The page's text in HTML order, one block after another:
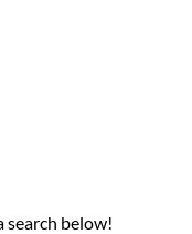
search below!